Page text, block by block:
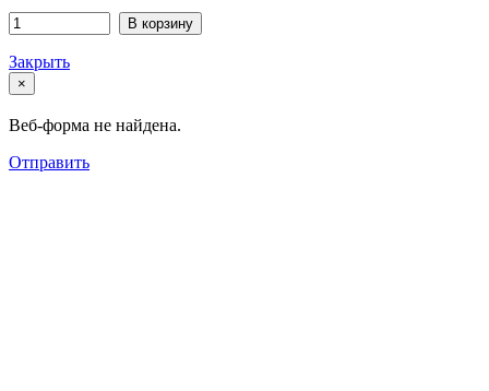
В корзину
Закрыть
×
Веб-форма не найдена.
Отправить